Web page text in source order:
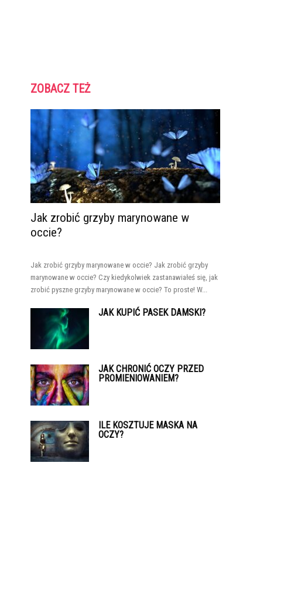
ZOBACZ TEŻ
Jak zrobić grzyby marynowane w
occie?
Jak zrobić grzyby marynowane w occie? Jak zrobić grzyby
marynowane w occie? Czy kiedykolwiek zastanawiałeś się, jak
zrobić pyszne grzyby marynowane w occie? To proste! W...
JAK KUPIĆ PASEK DAMSKI?
JAK CHRONIĆ OCZY PRZED
PROMIENIOWANIEM?
ILE KOSZTUJE MASKA NA
OCZY?